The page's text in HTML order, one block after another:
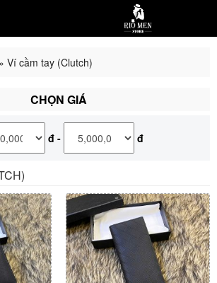
» Ví cầm tay (Clutch)
CHỌN GIÁ
đ - đ